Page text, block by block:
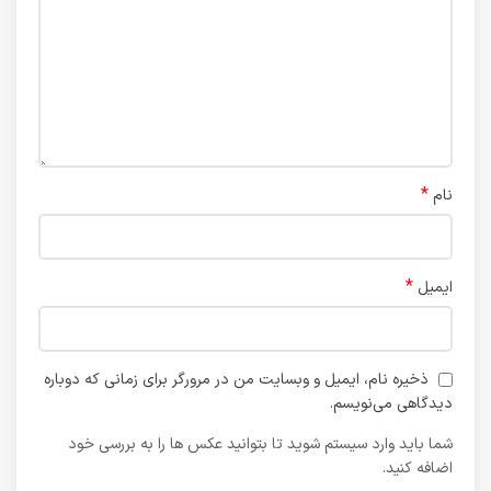
نام *
ایمیل *
ذخیره نام، ایمیل و وبسایت من در مرورگر برای زمانی که دوباره
دیدگاهی می‌نویسم.
شما باید وارد سیستم شوید تا بتوانید عکس ها را به بررسی خود
اضافه کنید.